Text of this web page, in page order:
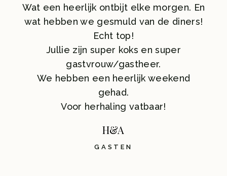
Wat een heerlijk ontbijt elke morgen. En
wat hebben we gesmuld van de diners!
Echt top!
Jullie zijn super koks en super
gastvrouw/gastheer.
We hebben een heerlijk weekend
gehad.
Voor herhaling vatbaar!
H&A
GASTEN